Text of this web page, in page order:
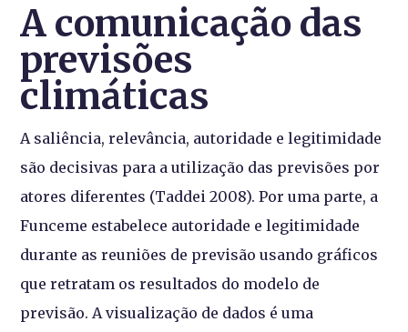
A comunicação das
previsões
climáticas
A saliência, relevância, autoridade e legitimidade
são decisivas para a utilização das previsões por
atores diferentes (Taddei 2008). Por uma parte, a
Funceme estabelece autoridade e legitimidade
durante as reuniões de previsão usando gráficos
que retratam os resultados do modelo de
previsão. A visualização de dados é uma